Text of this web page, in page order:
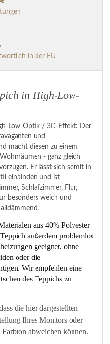
in der EU
in High-Low-
Low-Optik / 3D-Effekt: Der
und
macht diesen zu einem
- ganz gleich
Er lässt sich somit in
einbinden und ist
Schlafzimmer, Flur,
besonders weich und
aus 40% Polyester
außerdem problemlos
geeignet, ohne
oder die
Wir empfehlen eine
des Teppichs zu
die hier dargestellten
Ihres Monitors oder
abweichen können.